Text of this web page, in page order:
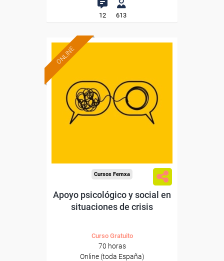
12 613
ONLINE
subvencionada.
Para desempleados,
trabajadores y autónomos.
Cursos Femxa
Apoyo psicológico y social en
situaciones de crisis
Curso Gratuito
70 horas
Online (toda España)